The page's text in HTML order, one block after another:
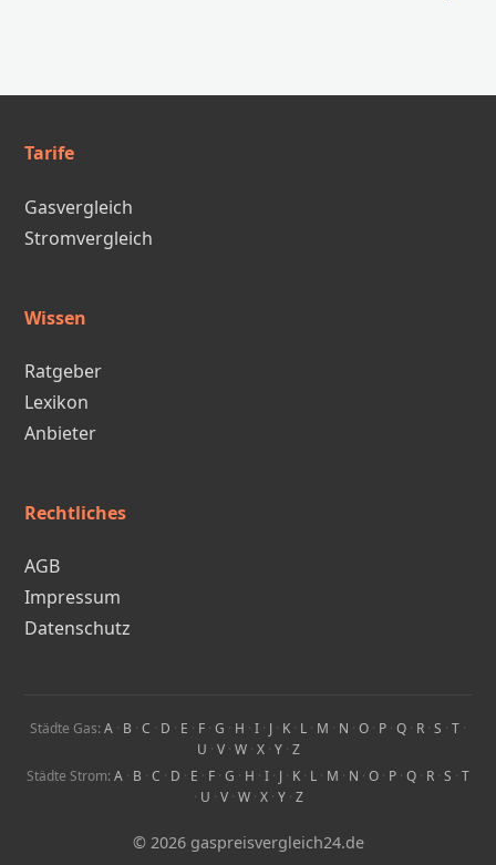
Tarife
Gasvergleich
Stromvergleich
Wissen
Ratgeber
Lexikon
Anbieter
Rechtliches
AGB
Impressum
Datenschutz
Städte Gas: A · B · C · D · E · F · G · H · I · J · K · L · M · N · O · P · Q · R · S · T ·
U · V· W· X· Y· Z
Städte Strom: A · B · C · D · E · F · G · H · I · J · K · L · M · N · O · P · Q · R · S · T
· U · V· W· X· Y· Z
© 2026 gaspreisvergleich24.de